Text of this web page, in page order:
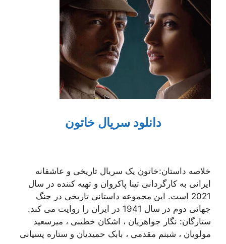
دانلود سریال خاتون
خلاصه داستان:خاتون یک سریال تاریخی و عاشقانه
ایرانی به کارگردانی تینا پاکروان و تهیه کننده در سال
2021 است. این مجموعه داستانی تاریخی در جنگ
جهانی دوم در سال 1941 در ایران را روایت می کند.
ستارگان: نگار جواهریان ، اشکان خطیبی ، میرسعید
مولویان ، شبنم مقدمی ، بابک حمیدیان و ستاره پسیانی